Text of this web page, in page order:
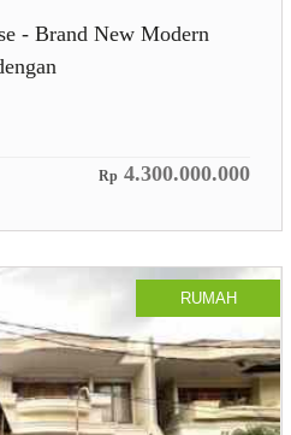
- Brand New Modern
Rp 4.300.000.000
RUMAH